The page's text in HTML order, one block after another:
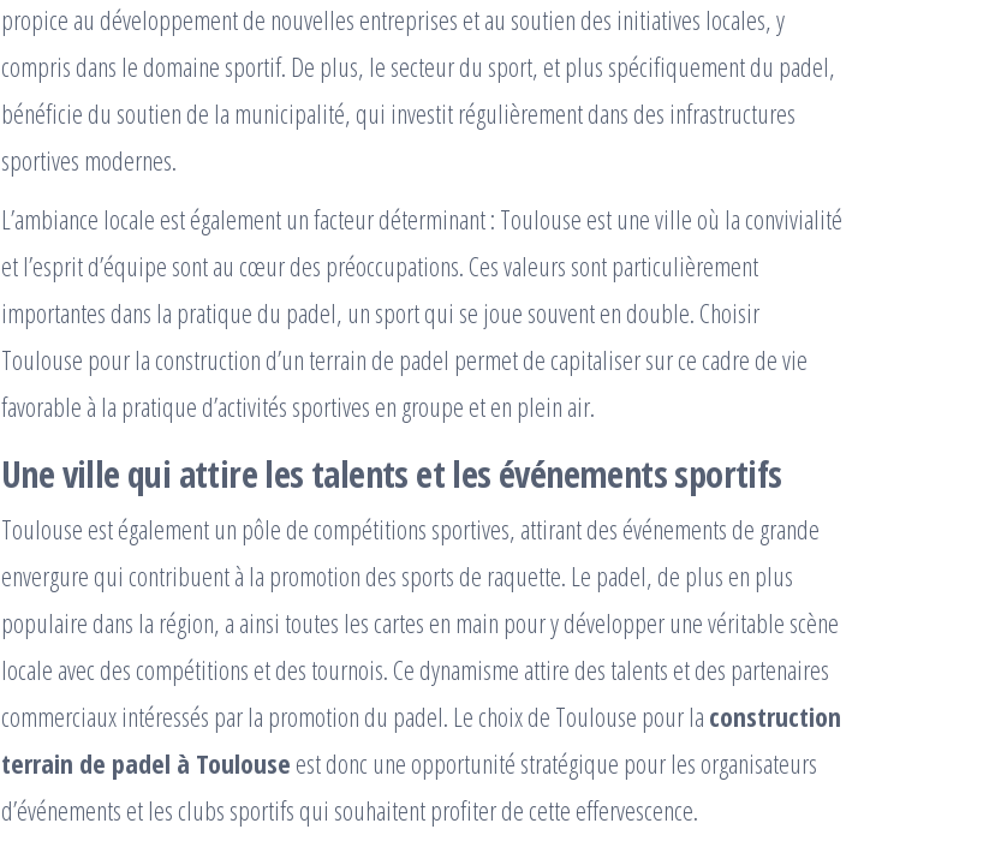
propice au développement de nouvelles entreprises et au soutien des initiatives locales, y
compris dans le domaine sportif. De plus, le secteur du sport, et plus spécifiquement du padel,
bénéficie du soutien de la municipalité, qui investit régulièrement dans des infrastructures
sportives modernes.
L’ambiance locale est également un facteur déterminant : Toulouse est une ville où la convivialité
et l’esprit d’équipe sont au cœur des préoccupations. Ces valeurs sont particulièrement
importantes dans la pratique du padel, un sport qui se joue souvent en double. Choisir
Toulouse pour la construction d’un terrain de padel permet de capitaliser sur ce cadre de vie
favorable à la pratique d’activités sportives en groupe et en plein air.
Une ville qui attire les talents et les événements sportifs
Toulouse est également un pôle de compétitions sportives, attirant des événements de grande
envergure qui contribuent à la promotion des sports de raquette. Le padel, de plus en plus
populaire dans la région, a ainsi toutes les cartes en main pour y développer une véritable scène
locale avec des compétitions et des tournois. Ce dynamisme attire des talents et des partenaires
commerciaux intéressés par la promotion du padel. Le choix de Toulouse pour la construction
terrain de padel à Toulouse est donc une opportunité stratégique pour les organisateurs
d’événements et les clubs sportifs qui souhaitent profiter de cette effervescence.